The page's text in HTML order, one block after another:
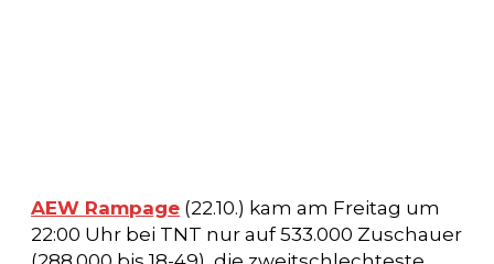
AEW Rampage (22.10.) kam am Freitag um
22:00 Uhr bei TNT nur auf 533.000 Zuschauer